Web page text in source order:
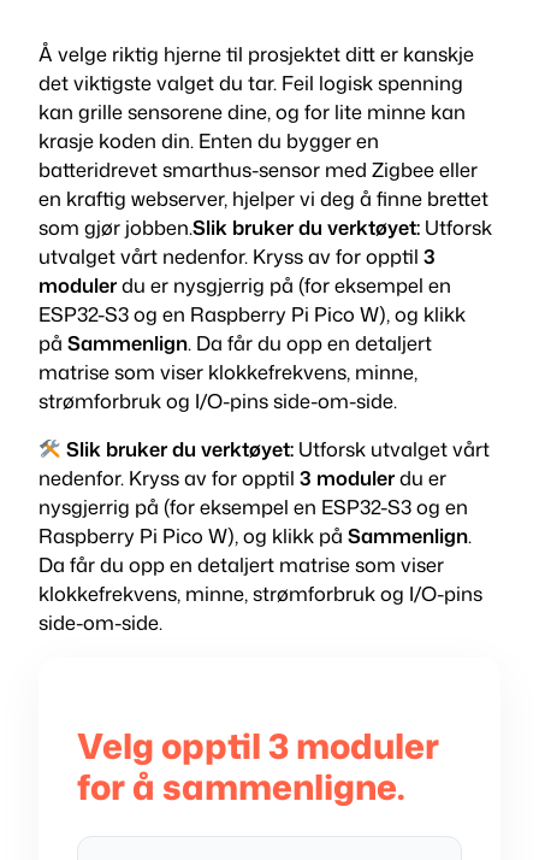
Å velge riktig hjerne til prosjektet ditt er kanskje
det viktigste valget du tar. Feil logisk spenning
kan grille sensorene dine, og for lite minne kan
krasje koden din. Enten du bygger en
batteridrevet smarthus-sensor med Zigbee eller
en kraftig webserver, hjelper vi deg å finne brettet
som gjør jobben.Slik bruker du verktøyet: Utforsk
utvalget vårt nedenfor. Kryss av for opptil 3
modulerdu er nysgjerrig på (for eksempel en
ESP32-S3 og en Raspberry Pi Pico W), og klikk
på Sammenlign. Da får du opp en detaljert
matrise som viser klokkefrekvens, minne,
strømforbruk og I/O-pins side-om-side.
Slik bruker du verktøyet:Utforsk utvalget vårt
nedenfor. Kryss av for opptil 3 modulerdu er
nysgjerrig på (for eksempel en ESP32-S3 og en
Raspberry Pi Pico W), og klikk på Sammenlign.
Da får du opp en detaljert matrise som viser
klokkefrekvens, minne, strømforbruk og I/O-pins
side-om-side.
Velg opptil 3 moduler
for å sammenligne.